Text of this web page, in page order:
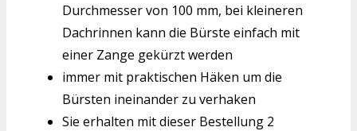
Durchmesser von 100 mm, bei kleineren
Dachrinnen kann die Bürste einfach mit
einer Zange gekürzt werden
immer mit praktischen Häken um die
Bürsten ineinander zu verhaken
Sie erhalten mit dieser Bestellung 2